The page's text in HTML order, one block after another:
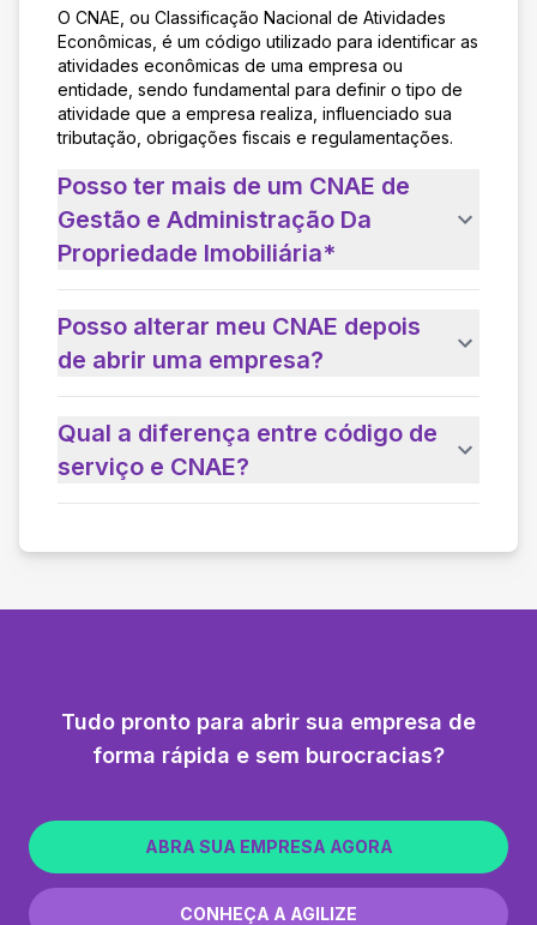
O CNAE, ou Classificação Nacional de Atividades
Econômicas, é um código utilizado para identificar as
atividades econômicas de uma empresa ou
entidade, sendo fundamental para definir o tipo de
atividade que a empresa realiza, influenciado sua
tributação, obrigações fiscais e regulamentações.
Posso ter mais de um CNAE de
Gestão e Administração Da
Propriedade Imobiliária*
Posso alterar meu CNAE depois
de abrir uma empresa?
Qual a diferença entre código de
serviço e CNAE?
Tudo pronto para abrir sua empresa de
forma rápida e sem burocracias?
ABRA SUA EMPRESA AGORA
CONHEÇA A AGILIZE